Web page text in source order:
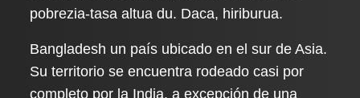
pobrezia-tasa altua du. Daca, hiriburua.
Bangladesh un país ubicado en el sur de Asia.
Su territorio se encuentra rodeado casi por
completo por la India, a excepción de una